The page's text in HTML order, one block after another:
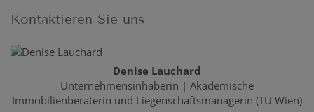
Kontaktieren Sie uns
Denise Lauchard
Unternehmensinhaberin | Akademische
Immobilienberaterin und Liegenschaftsmanagerin (TU Wien)